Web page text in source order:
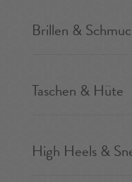
Brillen &
Taschen & Hüte
High Heels &